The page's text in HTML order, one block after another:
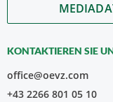
KONTAKTIEREN SIE
office@oevz.com
+43 2266 801 05 10